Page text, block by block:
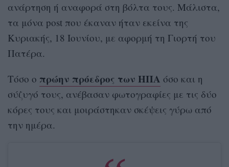
ανάρτηση ή αναφορά στη βόλτα τους. Μάλιστα,
τα μόνα post που έκαναν ήταν εκείνα της
Κυριακής, 18 Ιουνίου, με αφορμή τη Γιορτή του
Πατέρα.
Τόσο ο πρώην πρόεδρος των ΗΠΑ όσο και η
σύζυγό τους, ανέβασαν φωτογραφίες με τις δύο
κόρες τους και μοιράστηκαν σκέψεις γύρω από
την ημέρα.